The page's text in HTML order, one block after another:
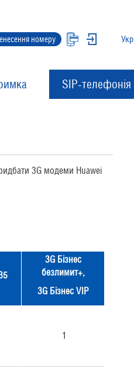
номеру Укр
SIP-телефонія
3G модеми Huawei
3G Бізнес
безлимит+,
3G Бізнес VIP
1